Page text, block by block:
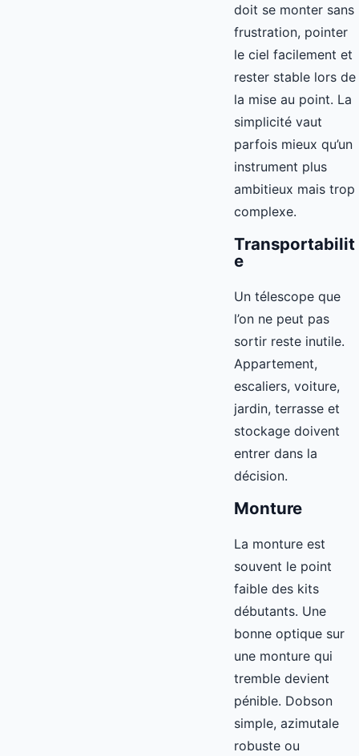
doit se monter sans
frustration, pointer
le ciel facilement et
rester stable lors de
la mise au point. La
simplicité vaut
parfois mieux qu’un
instrument plus
ambitieux mais trop
complexe.
Transportabilit
e
Un télescope que
l’on ne peut pas
sortir reste inutile.
Appartement,
escaliers, voiture,
jardin, terrasse et
stockage doivent
entrer dans la
décision.
Monture
La monture est
souvent le point
faible des kits
débutants. Une
bonne optique sur
une monture qui
tremble devient
pénible. Dobson
simple, azimutale
robuste ou